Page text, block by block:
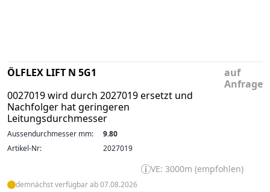
ÖLFLEX LIFT N 5G1
0027019 wird durch 2027019 ersetzt und
Nachfolger hat geringeren
Leitungsdurchmesser
auf
Anfrage
Aussendurchmesser mm:
9.80
Artikel-Nr:
2027019
VE: 3000m (empfohlen)
demnächst verfügbar ab 07.08.2026